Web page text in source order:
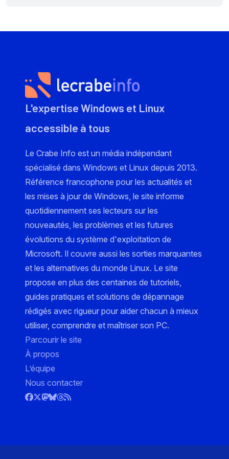
L'expertise Windows et Linux
accessible à tous
Le Crabe Info est un média indépendant
spécialisé dans Windows et Linux depuis 2013.
Référence francophone pour les actualités et
les mises à jour de Windows, le site informe
quotidiennement ses lecteurs sur les
nouveautés, les problèmes et les futures
évolutions du système d'exploitation de
Microsoft. Il couvre aussi les sorties marquantes
et les alternatives du monde Linux. Le site
propose en plus des centaines de tutoriels,
guides pratiques et solutions de dépannage
rédigés avec rigueur pour aider chacun à mieux
utiliser, comprendre et maîtriser son PC.
Parcourir le site
À propos
L’équipe
Nous contacter